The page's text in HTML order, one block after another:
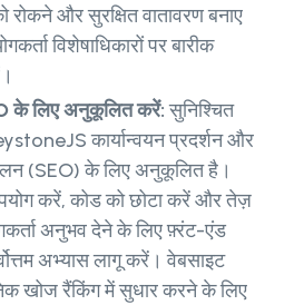
और सुरक्षित वातावरण बनाए
विशेषाधिकारों पर बारीक
के लिए अनुकूलित करें:सुनिश्चित
कार्यान्वयन प्रदर्शन और
(SEO) के लिए अनुकूलित है।
करें, कोड को छोटा करें और तेज़
अनुभव देने के लिए फ़्रंट-एंड
अभ्यास लागू करें। वेबसाइट
खोज रैंकिंग में सुधार करने के लिए